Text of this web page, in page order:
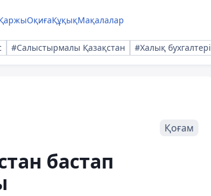
ОқиғаҚұқықМақалалар
#Салыстырмалы Қазақстан #Халық бухгалтері
Қоғам
бастап